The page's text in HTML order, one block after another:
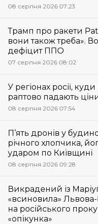
08 серпня 2026 07:23
Трамп про ракети
вони також треба».
дефіцит ППО
07 серпня 2026 08:02
У регіонах росії,
раптово падають
08 серпня 2026 07:54
П’ять дронів у
річного хлопчика,
ударом по Київщині
08 серпня 2026 09:28
Викрадений із
«всиновила»
на російського
«опікунка»